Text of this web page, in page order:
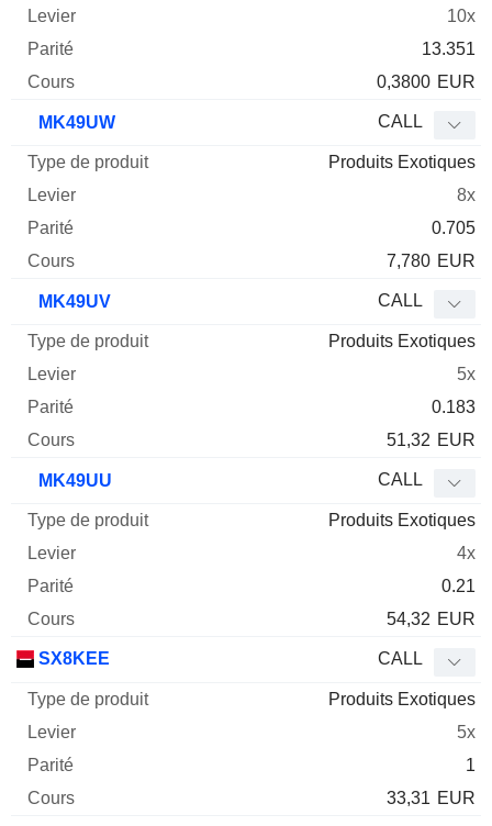
10x
13.351
0,3800 EUR
MK49UW CALL
Produits Exotiques
8x
0.705
7,780 EUR
MK49UV CALL
Produits Exotiques
5x
0.183
51,32 EUR
MK49UU CALL
Produits Exotiques
4x
0.21
54,32 EUR
SX8KEE CALL
Produits Exotiques
5x
1
33,31 EUR